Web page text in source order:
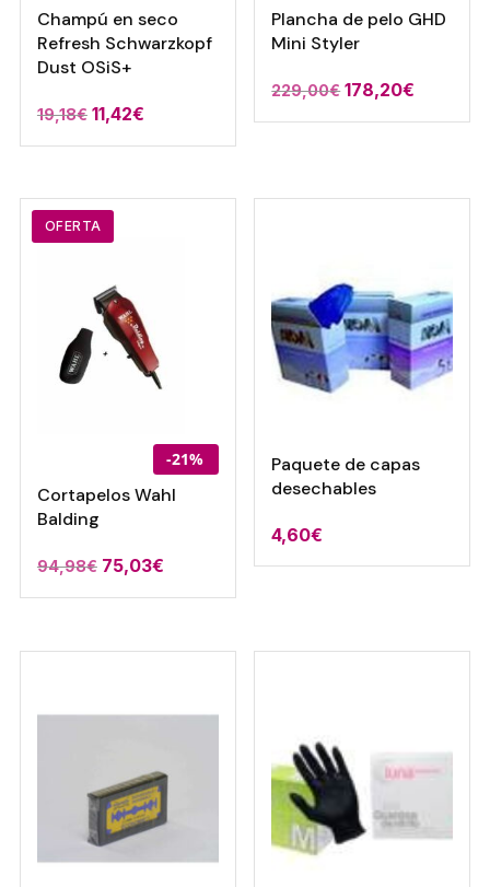
Champú en seco
Refresh Schwarzkopf
Dust OSiS+
19,18€ El
precio
era:
19,18€.
11,42€El
precio
es:
Plancha de pelo GHD
Mini Styler
229,00€ El
precio
229,00€.
178,20€
precio
178,20€.
OFERTA
-21%
Cortapelos Wahl
Balding
94,98€ 75,03€
Paquete de capas
desechables
4,60€